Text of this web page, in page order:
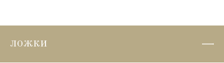
ЛОЖКИ